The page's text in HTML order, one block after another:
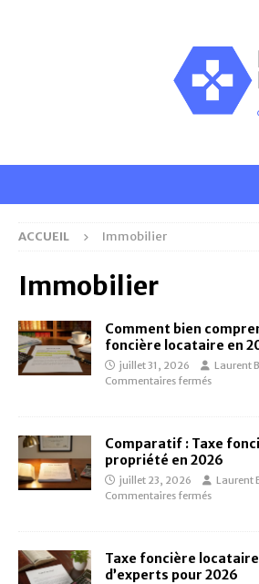
ACCUEIL Immobilier
Immobilier
Comment bien
foncière locataire en
juillet 31, 2026
Laurent
Commentaires fermés
Comparatif : Taxe
propriété en 2026
juillet 23, 2026
Laurent
Commentaires fermés
Taxe foncière locataire
d’experts pour 2026